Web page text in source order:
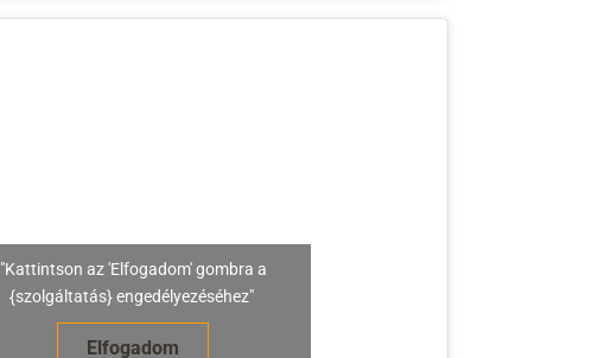
"Kattintson az 'Elfogadom' gombra a
{szolgáltatás} engedélyezéséhez"
Elfogadom